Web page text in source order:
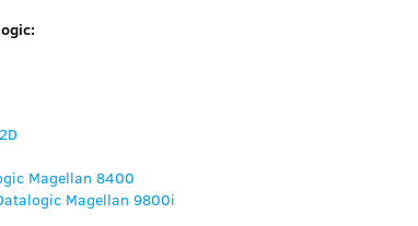
Magellan 8400
Magellan 9800i